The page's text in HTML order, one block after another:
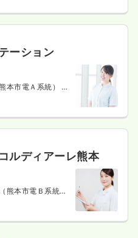
ーション
本市電Ａ系統） 徒
ルディアーレ熊本
熊本市電Ｂ系統）